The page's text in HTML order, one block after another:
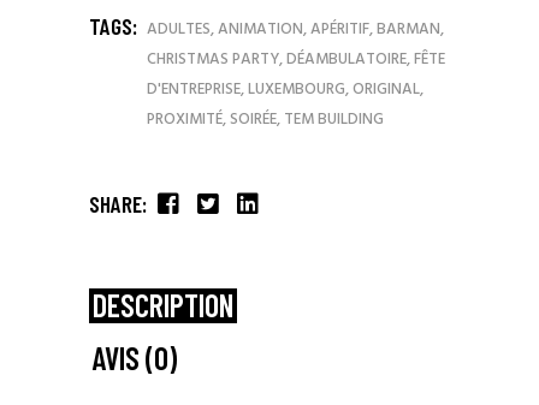
TAGS: ADULTES,ANIMATION,APÉRITIF,BARMAN,
CHRISTMAS PARTY,DÉAMBULATOIRE,FÊTE
D'ENTREPRISE,LUXEMBOURG,ORIGINAL,
PROXIMITÉ,SOIRÉE,TEM BUILDING
SHARE:
DESCRIPTION
AVIS (0)